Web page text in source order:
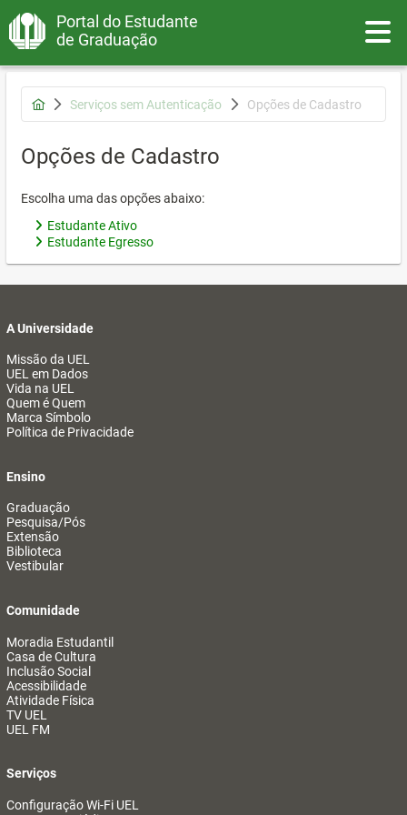
Portal do Estudante
de Graduação
Serviços sem Autenticação Opções de Cadastro
Opções de Cadastro
Escolha uma das opções abaixo:
Estudante Ativo
Estudante Egresso
A Universidade
Missão da UEL
UEL em Dados
Vida na UEL
Quem é Quem
Marca Símbolo
Política de Privacidade
Ensino
Graduação
Pesquisa/Pós
Extensão
Biblioteca
Vestibular
Comunidade
Moradia Estudantil
Casa de Cultura
Inclusão Social
Acessibilidade
Atividade Física
TV UEL
UEL FM
Serviços
Configuração Wi-Fi UEL